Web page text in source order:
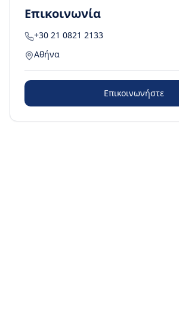
Επικοινωνία
+30 21 0821 2133
Αθήνα
Επικοινωνήστε